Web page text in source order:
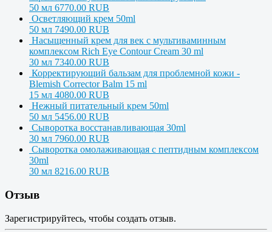
50 мл 6770.00 RUB
Осветляющий крем 50ml
50 мл 7490.00 RUB
Насыщенный крем для век с мультиваминным
комплексом Rich Eye Contour Cream 30 ml
30 мл 7340.00 RUB
Корректирующий бальзам для проблемной кожи -
Blemish Corrector Balm 15 ml
15 мл 4080.00 RUB
Нежный питательный крем 50ml
50 мл 5456.00 RUB
Сыворотка восстанавливающая 30ml
30 мл 7960.00 RUB
Сыворотка омолаживающая с пептидным комплексом
30ml
30 мл 8216.00 RUB
Отзыв
Зарегистрируйтесь, чтобы создать отзыв.